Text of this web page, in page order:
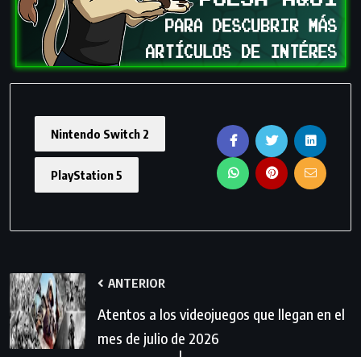
Nintendo Switch 2
PlayStation 5
ANTERIOR
Atentos a los videojuegos que llegan en el
mes de julio de 2026